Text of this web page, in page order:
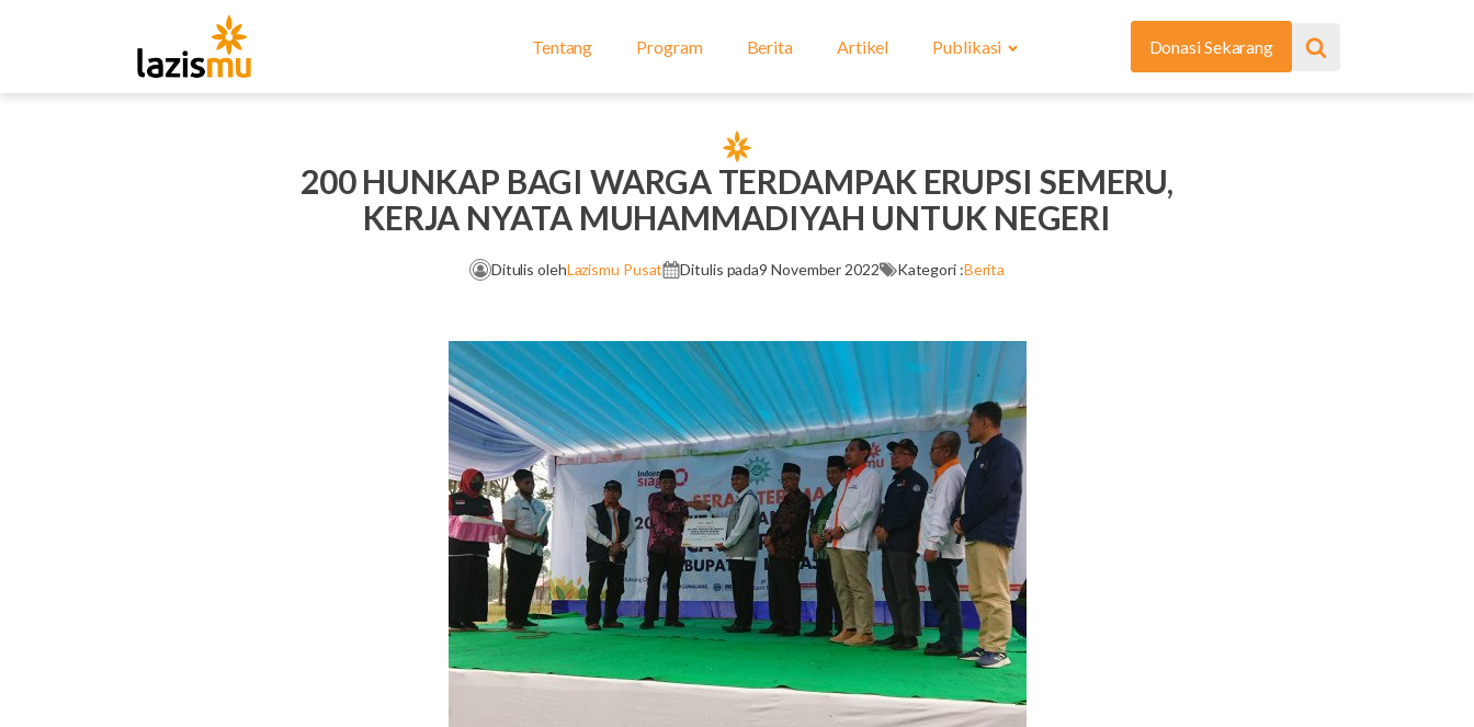
Tentang Program Berita Artikel Publikasi Donasi Sekarang
200 HUNKAP BAGI WARGA TERDAMPAK ERUPSI SEMERU,
KERJA NYATA MUHAMMADIYAH UNTUK NEGERI
Ditulis olehLazismu Pusat Ditulis pada9 November 2022 Kategori :Berita